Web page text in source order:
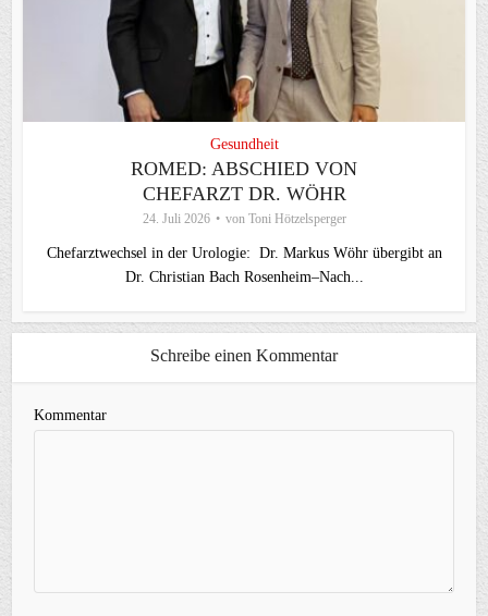
Gesundheit
ROMED: ABSCHIED VON
CHEFARZT DR. WÖHR
24. Juli 2026 von Toni Hötzelsperger
Chefarztwechsel in der Urologie: Dr. Markus Wöhr übergibt an
Dr. Christian Bach Rosenheim–Nach...
Schreibe einen Kommentar
Kommentar